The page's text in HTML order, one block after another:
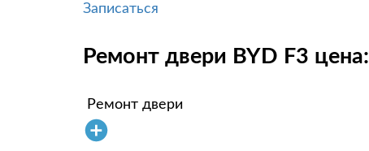
Записаться
Ремонт двери BYD F3 цена:
Ремонт двери